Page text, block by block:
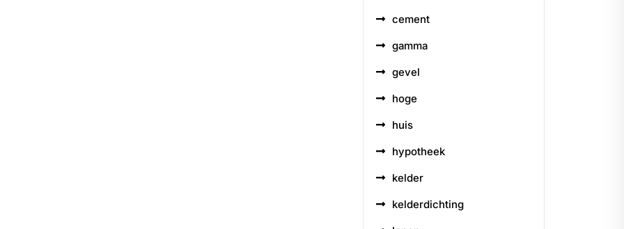
cement
gamma
gevel
hoge
huis
hypotheek
kelder
kelderdichting